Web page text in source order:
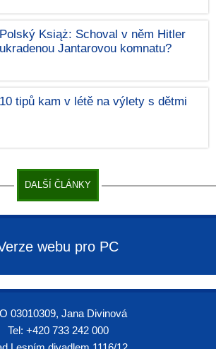
Polský Książ: Schoval v něm Hitler
ukradenou Jantarovou komnatu?
10 tipů kam v létě na výlety s dětmi
DALŠÍ ČLÁNKY
webu pro PC
03010309, Jana Divinová
Tel: +420 733 242 000